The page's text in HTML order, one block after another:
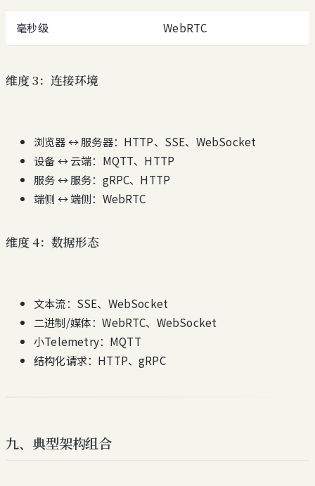
毫秒级 WebRTC
维度 3：连接环境
浏览器 ↔ 服务器：HTTP、SSE、WebSocket
设备 ↔ 云端：MQTT、HTTP
服务 ↔ 服务：gRPC、HTTP
端侧 ↔ 端侧：WebRTC
维度 4：数据形态
文本流：SSE、WebSocket
二进制/媒体：WebRTC、WebSocket
小Telemetry：MQTT
结构化请求：HTTP、gRPC
九、典型架构组合